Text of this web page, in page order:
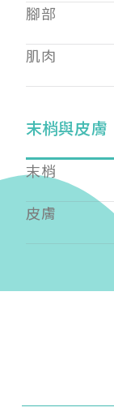
腳部
肌肉
末梢與皮膚
末梢
皮膚
——
【會費】
個人會員:
入會費新臺幣
入會費新臺幣
戶名: 社團法
帳號: 003-
銀行: (013) 國